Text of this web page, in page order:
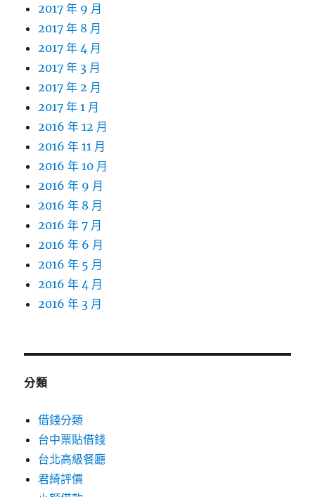
2017 年 9 月
2017 年 8 月
2017 年 4 月
2017 年 3 月
2017 年 2 月
2017 年 1 月
2016 年 12 月
2016 年 11 月
2016 年 10 月
2016 年 9 月
2016 年 8 月
2016 年 7 月
2016 年 6 月
2016 年 5 月
2016 年 4 月
2016 年 3 月
分類
借錢分類
台中票貼借錢
台北高級餐廳
君綺評價